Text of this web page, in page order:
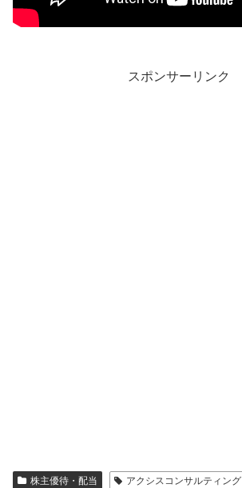
スポンサーリンク
株主優待・配当 アクシスコンサルティング